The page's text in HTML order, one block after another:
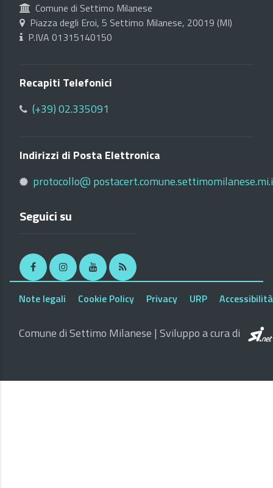
Comune di Settimo Milanese
Piazza degli Eroi, 5 Settimo Milanese, 20019 (MI)
P.IVA 01315140150
Recapiti Telefonici
(+39) 02.335091
Indirizzi di Posta Elettronica
protocollo@
Seguici su
FacebookInstagramYoutube RSS
Note legali Cookie Policy Privacy URP Accessibilità
Comune di Settimo Milanese | Sviluppo a cura di